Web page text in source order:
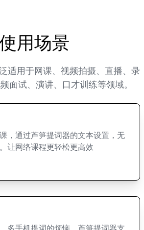
用场景
适用于网课、视频拍摄、直播、录
面试、演讲、口才训练等领域。
，通过芦笋提词器的文本设置，无
让网络课程更轻松更高效
多手机提词的烦恼，芦笋提词器支